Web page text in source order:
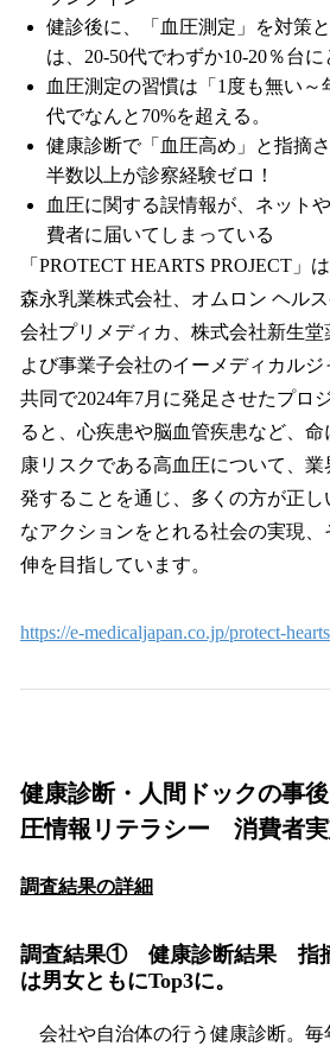
健診後に、「血圧測定」を対策
は、20-50代でわずか10-20％台に
血圧測定の習慣は「1度も無い～
代でなんと70%を超える。
健康診断で「血圧高め」と指摘
半数以上が診察経験ゼロ！
血圧に関する誤情報が、ネット
費者に届いてしまっている
「PROTECT HEARTS PROJECT」
森永乳業株式会社、オムロン ヘル
会社プリメディカ、株式会社新生
よび事業子会社のイーメディカル
共同で2024年7月に発足させたプロ
ると、心疾患や脳血管疾患など、
康リスクである高血圧について、
発することを通じ、多くの方が正
なアクションをとれる社会の実現
伸を目指しています。
https://e-medicaljapan.co.jp/protect-
健康診断・人間ドックの事
圧情報リテラシー 消費者
調査結果の詳細
調査結果① 健康診断結果 指
は男女ともにTop3に。
会社や自治体の行う健康診断。毎